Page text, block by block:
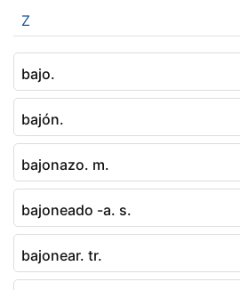
Z
bajo.
bajón.
bajonazo. m.
bajoneado -a. s.
bajonear. tr.